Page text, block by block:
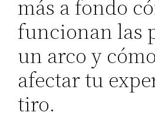
más a fondo
funcionan las
un arco y
afectar tu
tiro.